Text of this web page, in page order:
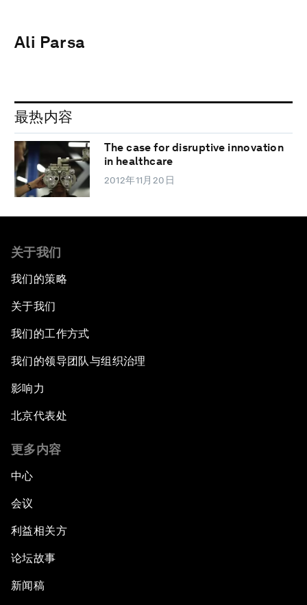
Ali Parsa
最热内容
The case for disruptive innovation
in healthcare
2012年11月20日
关于我们
我们的策略
关于我们
我们的工作方式
我们的领导团队与组织治理
影响力
北京代表处
更多内容
中心
会议
利益相关方
论坛故事
新闻稿